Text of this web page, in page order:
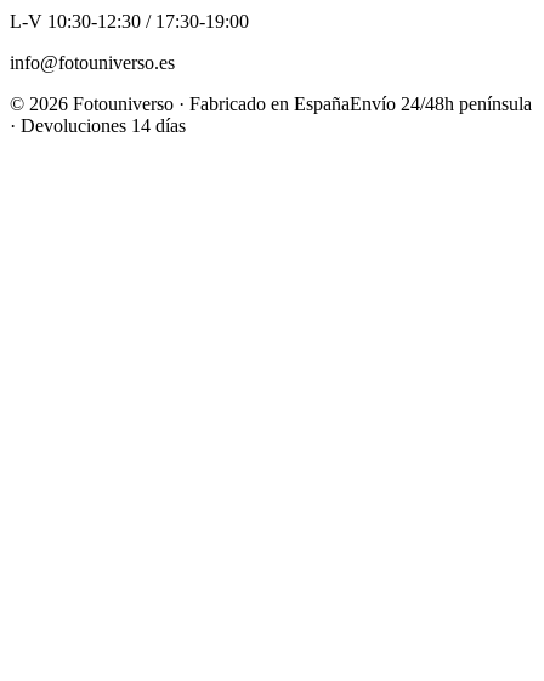
L-V 10:30-12:30 / 17:30-19:00
info@fotouniverso.es
© 2026 Fotouniverso · Fabricado en EspañaEnvío 24/48h península
· Devoluciones 14 días